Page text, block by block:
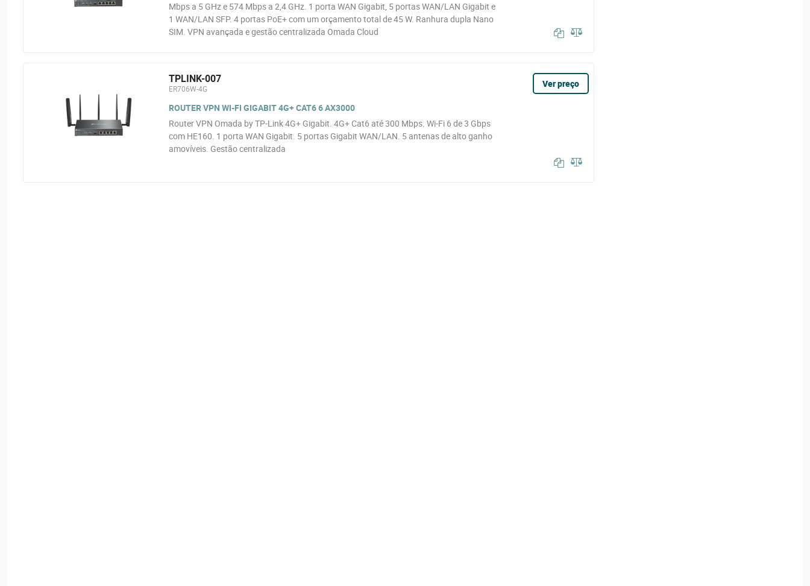
Mbps a 5 GHz e 574 Mbps a 2,4 GHz. 1 porta WAN Gigabit, 5 portas WAN/LAN Gigabit e
1 WAN/LAN SFP. 4 portas PoE+ com um orçamento total de 45 W. Ranhura dupla Nano
SIM. VPN avançada e gestão centralizada Omada Cloud
TPLINK-007
ER706W-4G
ROUTER VPN WI-FI GIGABIT 4G+ CAT6 6 AX3000
Router VPN Omada by TP-Link 4G+ Gigabit. 4G+ Cat6 até 300 Mbps. Wi-Fi 6 de 3 Gbps
com HE160. 1 porta WAN Gigabit. 5 portas Gigabit WAN/LAN. 5 antenas de alto ganho
amovíveis. Gestão centralizada
Ver preço